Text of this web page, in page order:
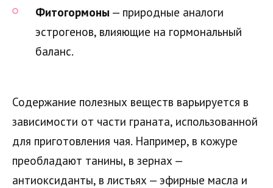
Фитогормоны — природные аналоги
эстрогенов, влияющие на гормональный
баланс.
Содержание полезных веществ варьируется в
зависимости от части граната, использованной
для приготовления чая. Например, в кожуре
преобладают танины, в зернах —
антиоксиданты, в листьях — эфирные масла и